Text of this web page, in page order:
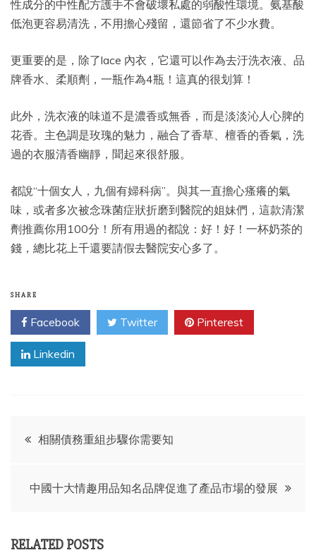
性成分的中性配方護手不會破壞私處的弱酸性環境。氨基酸
低泡更容易清洗，不用擔心殘留，還節省了不少水費。
更重要的是，除了lace 內衣，它還可以作為去汙洗衣液、品
牌香水、柔順劑，一瓶作為4瓶！這真的很划算！
此外，洗衣液的味道不是濃香或無香，而是淡淡沁人心脾的
花香。主色調是玫瑰的魅力，融合了香草、檀香的香氣，洗
過的衣服清香幽靜，聞起來很舒服。
都說“十個女人，九個有婦科病”。與其一直擔心瘙癢的氣
味，或者多次被念珠菌症狀折磨到醫院的姐妹們，這款清潔
劑推薦你用100分！所有用過的都說：好！好！一杯奶茶的
錢，總比花上千還要請假去醫院安心多了。
SHARE
Facebook Twitter Pinterest
Linkedin
Post相關債務重組步驟你需要知
中國十大情趣用品知名品牌促進了產品市場的發展
RELATED POSTS